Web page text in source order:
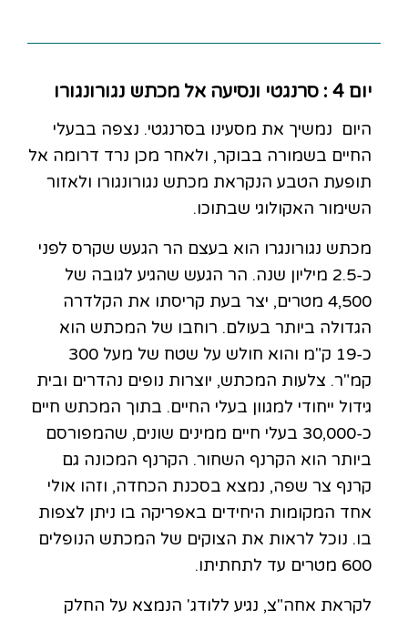
יום 4 : סרנגטי ונסיעה אל מכתש נגורונגורו
היום נמשיך את מסעינו בסרנגטי. נצפה בבעלי
החיים בשמורה בבוקר, ולאחר מכן נרד דרומה אל
תופעת הטבע הנקראת מכתש נגורונגורו ולאזור
השימור האקולוגי שבתוכו.
מכתש נגורונגרו הוא בעצם הר הגעש שקרס לפני
כ-2.5 מיליון שנה. הר הגעש שהגיע לגובה של
4,500 מטרים, יצר בעת קריסתו את הקלדרה
הגדולה ביותר בעולם. רוחבו של המכתש הוא
כ-19 ק"מ והוא חולש על שטח של מעל 300
קמ"ר. צלעות המכתש, יוצרות נופים נהדרים ובית
גידול ייחודי למגוון בעלי החיים. בתוך המכתש חיים
כ-30,000 בעלי חיים ממינים שונים, שהמפורסם
ביותר הוא הקרנף השחור. הקרנף המכונה גם
קרנף צר שפה, נמצא בסכנת הכחדה, וזהו אולי
אחד המקומות היחידים באפריקה בו ניתן לצפות
בו. נוכל לראות את הצוקים של המכתש הנופלים
600 מטרים עד לתחתיתו.
לקראת אחה"צ, נגיע ללודג' הנמצא על החלק